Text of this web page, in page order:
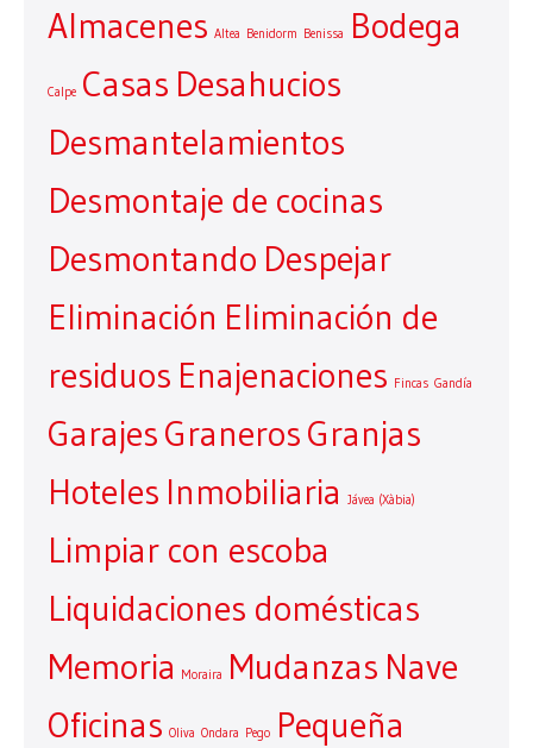
Almacenes Altea Benidorm Benissa Bodega
Calpe Casas Desahucios
Desmantelamientos
Desmontaje de cocinas
Desmontando Despejar
Eliminación Eliminación de
residuos Enajenaciones Fincas Gandía
GarajesGranerosGranjas
Hoteles Inmobiliaria Jávea (Xàbia)
Limpiar con escoba
Liquidaciones domésticas
Memoria
Moraira Mudanzas Nave
Oficinas Oliva Ondara Pego
Pequeña